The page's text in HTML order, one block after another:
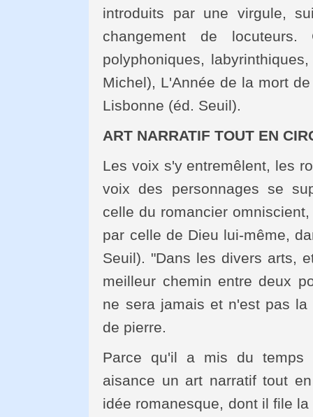
introduits par une virgule,
changement de
polyphoniques,
Michel), L'Année de la mort
Lisbonne (éd. Seuil).
ART NARRATIF TOUT EN
Les voix s'y entremêlent, les
voix des personnages se
celle du romancier
par celle de Dieu lui-même,
Seuil). "Dans les divers arts,
meilleur chemin entre deux
ne sera jamais et n'est pas
de pierre.
Parce qu'il a mis du temps
aisance un art narratif tout
idée romanesque, dont il file